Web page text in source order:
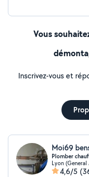
Vous
Inscrivez-vous et
Moi69
Plomber
Lyon (General
4,6/5